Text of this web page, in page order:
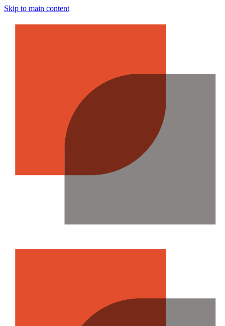
Skip to main content